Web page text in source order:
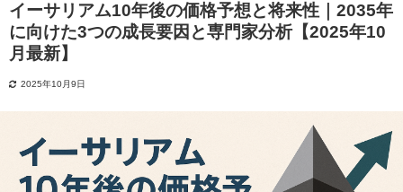
イーサリアム10年後の価格予想と将来性｜2035年
に向けた3つの成長要因と専門家分析【2025年10
月最新】
2025年10月9日